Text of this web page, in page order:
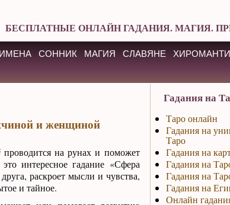
БЕСПЛАТНЫЕ ОНЛАЙН ГАДАНИЯ. МАГИЯ.
ИМЕНА СОННИК МАГИЯ СЛАВЯНЕ
и женщиной
проводится на рунах и поможет
интересное гадание «Сфера
раскроет мысли и чувства,
и тайное.
Гадания на
Таро онлайн
Гадания на
Таро
Гадания на
Гадания на
Гадания на
Гадания на
Онлайн